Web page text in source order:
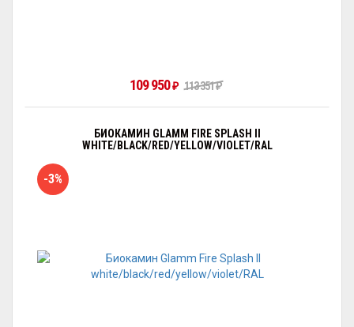
109 950₽ 113 351₽
БИОКАМИН GLAMM FIRE SPLASH II
WHITE/BLACK/RED/YELLOW/VIOLET/RAL
-3%